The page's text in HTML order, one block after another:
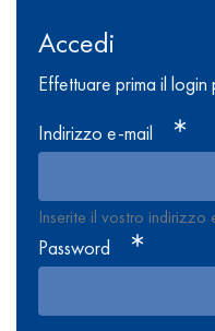
Accedi
Effettuare prima il
Indirizzo e-mail
Inserite il vostro indirizzo
Password